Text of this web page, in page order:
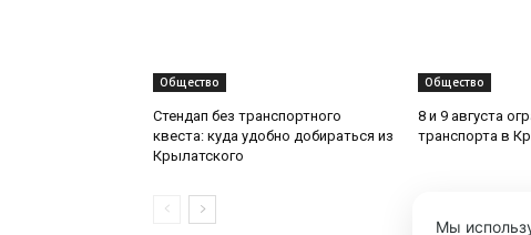
Общество
Стендап без транспортного
квеста: куда удобно добираться из
Крылатского
Общество
8 и 9 августа
транспорта в
Мы